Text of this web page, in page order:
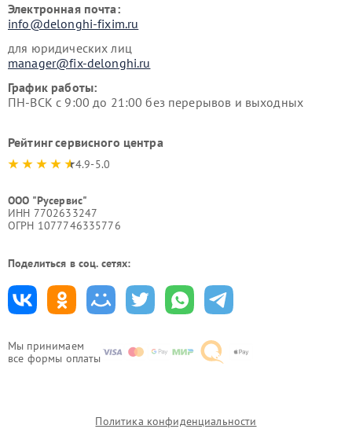
Мы принимаем
все формы оплаты
Электронная почта:
info@delonghi-fixim.ru
для юридических лиц
manager@fix-delonghi.ru
График работы:
ПН-ВСК с 9:00 до 21:00 без перерывов и выходных
Рейтинг сервисного центра
4.9-5.0
ООО "Русервис"
ИНН 7702633247
ОГРН 1077746335776
Поделиться в соц. сетях:
Политика конфиденциальности